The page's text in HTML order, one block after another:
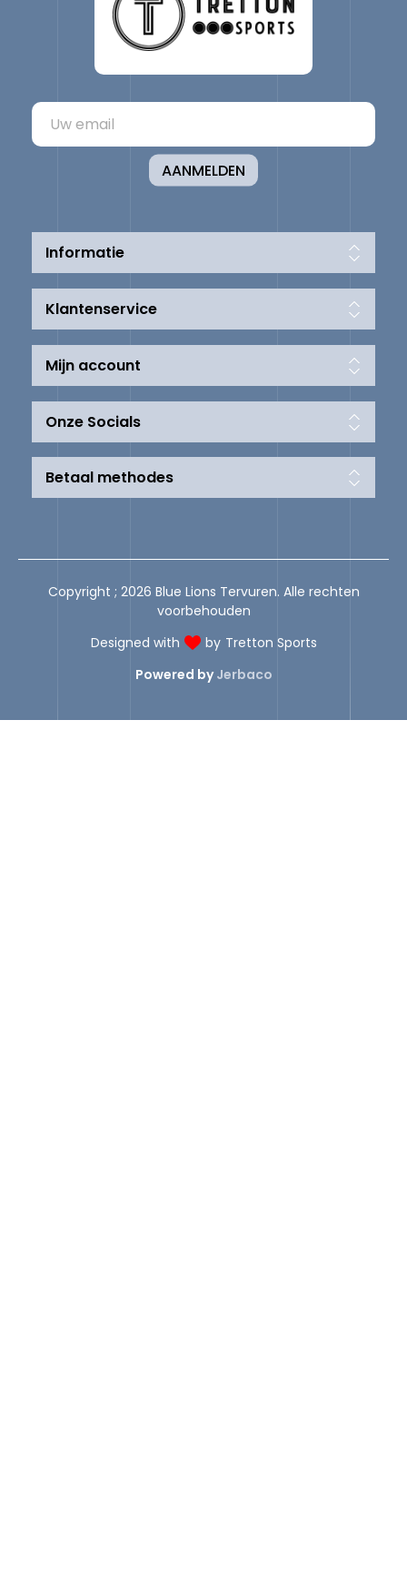
Informatie
Klantenservice
AANMELDEN
Mijn account
Onze Socials
Betaal methodes
Copyright ; 2026 Blue Lions Tervuren. Alle rechten
voorbehouden
Designed with
by Tretton Sports
Powered byJerbaco